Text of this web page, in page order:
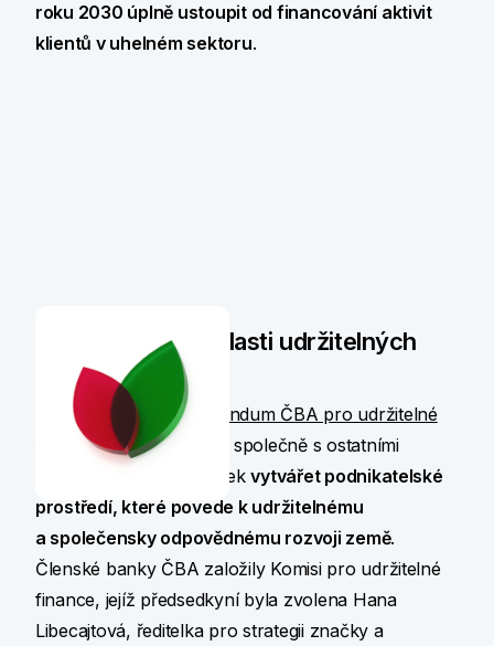
roku 2030 úplně ustoupit od financování aktivit
klientů v uhelném sektoru.
Jsme aktivní v oblasti udržitelných
financí
Podepsali jsme
Memorandum ČBA pro udržitelné
finance, ve kterém jsme společně s ostatními
bankami potvrdili závazekvytvářet podnikatelské
prostředí, které povede k udržitelnému
a společensky odpovědnému rozvoji země.
Členské banky ČBA založily Komisi pro udržitelné
finance, jejíž předsedkyní byla zvolena Hana
Libecajtová, ředitelka pro strategii značky a